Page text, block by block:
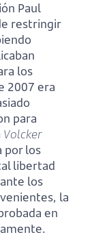
Paul
restringir
los
2007 era
para
Volcker
por los
libertad
los
la
en